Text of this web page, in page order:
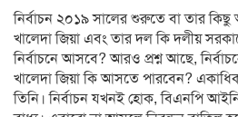
নির্বাচন ২০১৯ সালের শুরুতে বা তার
খালেদা জিয়া এবং তার দল কি দলীয়
নির্বাচনে আসবে? আরও প্রশ্ন আছে,
খালেদা জিয়া কি আসতে পারবেন?
তিনি। নির্বাচন যখনই হোক, বিএনপি